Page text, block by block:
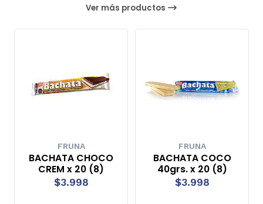
Ver más productos
FRUNA
BACHATA CHOCO
CREM x 20 (8)
$3.998
FRUNA
BACHATA COCO
40grs. x 20 (8)
$3.998